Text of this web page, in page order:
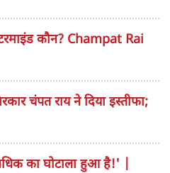
इस बड़े घोटाले या चोरी की
होने से कई दिन पहले ही मिल गई
कोई औपचारिक शिकायत दर्ज
नहीं दी गई।
पढ़ें
सरकार घिरती जा रही है!